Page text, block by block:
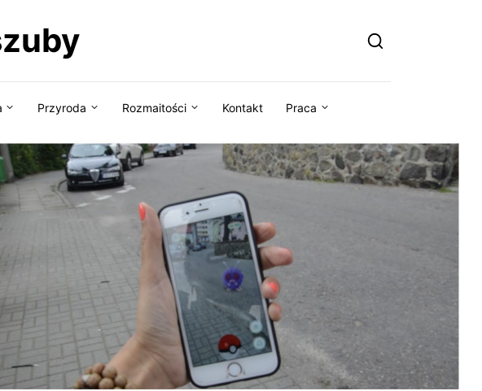
Przyroda Rozmaitości Kontakt Praca